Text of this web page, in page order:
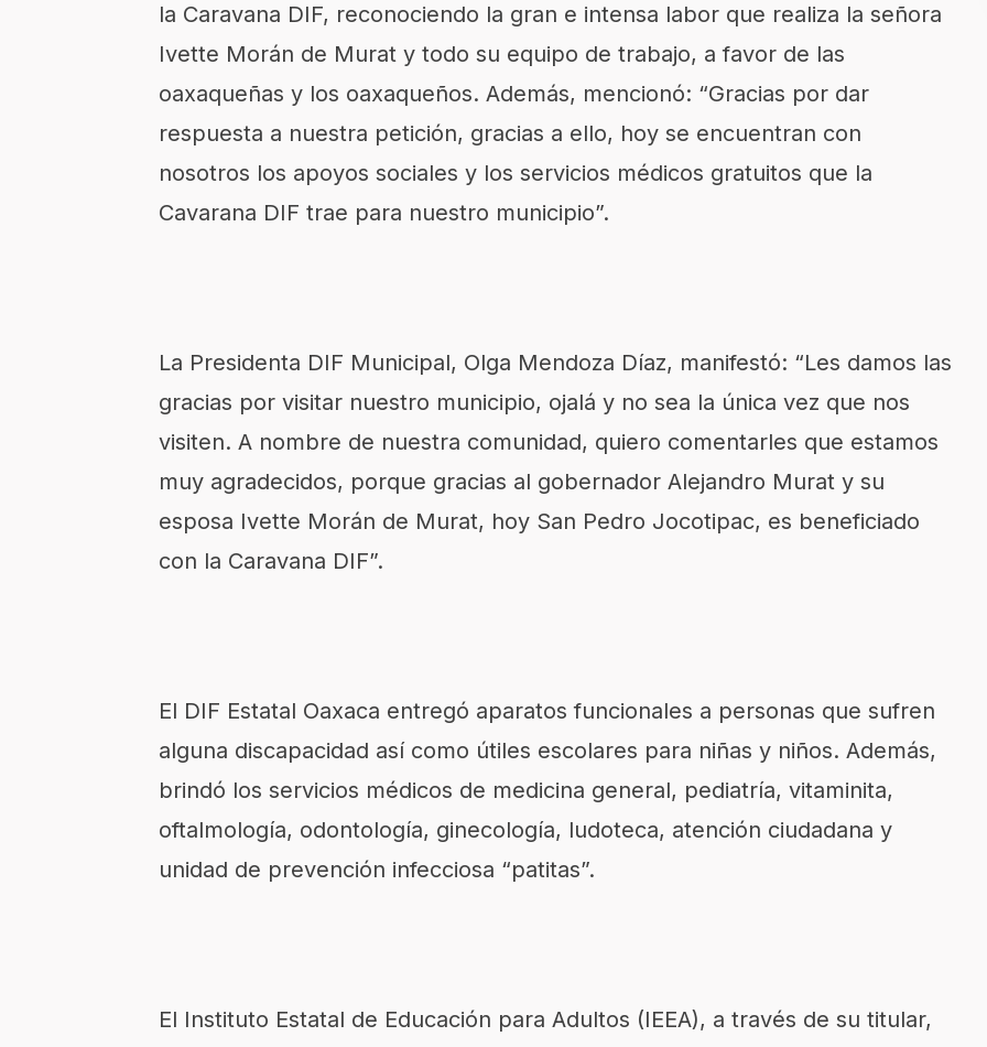
la Caravana DIF, reconociendo la gran e intensa labor que realiza la señora
Ivette Morán de Murat y todo su equipo de trabajo, a favor de las
oaxaqueñas y los oaxaqueños. Además, mencionó: “Gracias por dar
respuesta a nuestra petición, gracias a ello, hoy se encuentran con
nosotros los apoyos sociales y los servicios médicos gratuitos que la
Cavarana DIF trae para nuestro municipio”.
La Presidenta DIF Municipal, Olga Mendoza Díaz, manifestó: “Les damos las
gracias por visitar nuestro municipio, ojalá y no sea la única vez que nos
visiten. A nombre de nuestra comunidad, quiero comentarles que estamos
muy agradecidos, porque gracias al gobernador Alejandro Murat y su
esposa Ivette Morán de Murat, hoy San Pedro Jocotipac, es beneficiado
con la Caravana DIF”.
El DIF Estatal Oaxaca entregó aparatos funcionales a personas que sufren
alguna discapacidad así como útiles escolares para niñas y niños. Además,
brindó los servicios médicos de medicina general, pediatría, vitaminita,
oftalmología, odontología, ginecología, ludoteca, atención ciudadana y
unidad de prevención infecciosa “patitas”.
El Instituto Estatal de Educación para Adultos (IEEA), a través de su titular,